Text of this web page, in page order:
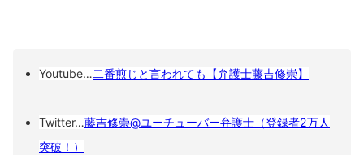
Youtube…二番煎じと言われても【弁護士藤吉修崇】
Twitter…藤吉修崇@ユーチューバー弁護士（登録者2万人
突破！）